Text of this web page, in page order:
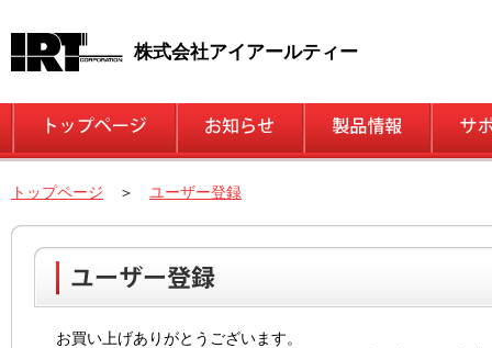
株式会社アイアールティー
トップページ ＞ ユーザー登録
お買い上げありがとうございます。